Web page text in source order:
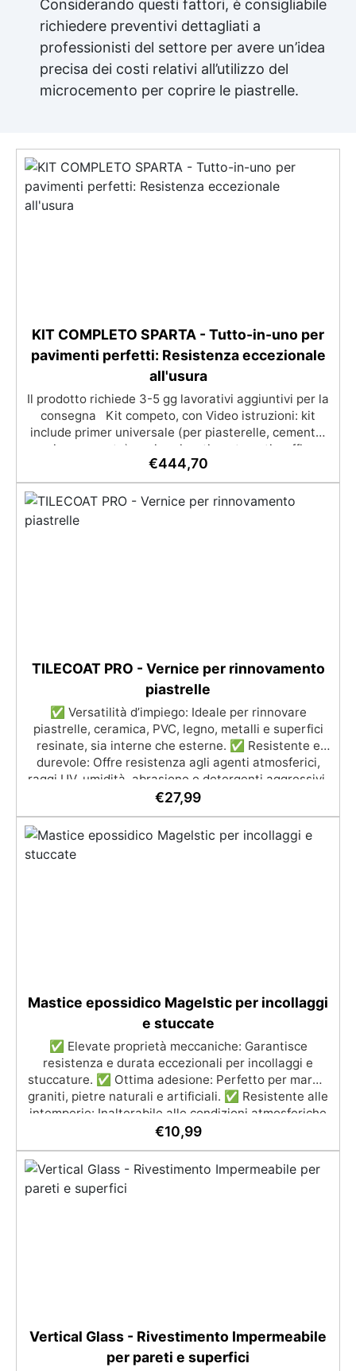
Considerando questi fattori, è consigliabile
richiedere preventivi dettagliati a
professionisti del settore per avere un’idea
precisa dei costi relativi all’utilizzo del
microcemento per coprire le piastrelle.
KIT COMPLETO SPARTA - Tutto-in-uno per
pavimenti perfetti: Resistenza eccezionale
all'usura
Il prodotto richiede 3-5 gg lavorativi aggiuntivi per la
consegna Kit competo, con Video istruzioni: kit
include primer universale (per piasterelle, cemento,
microcemento) resina rivestimento antigraffio,
pronto all'uso! Massima resistenza all'usura: il
sistema poliaspartico SPARTA offre una protezione
eccezionale contro graffi, agenti chimici e carichi
pesanti, ideale per ambienti ad alto traffico.​
La quantità di flakes dipende dal design scelto
(copertura parziale o totale). Il consumo consigliato
di 0,15–0,2 kg/m² si basa su una copertura parziale.
Per una copertura totale, è necessario raddoppiare
la quantità consigliata. Sparta Top: Consumo
consigliato: 0,2 kg/m². Si prega di rispettare questa
indicazione, poiché la quantità del prodotto è
calcolata in base a questo consumo. ​
€444,70
TILECOAT PRO - Vernice per rinnovamento
piastrelle
✅ Versatilità d’impiego: Ideale per rinnovare
piastrelle, ceramica, PVC, legno, metalli e superfici
resinate, sia interne che esterne. ✅ Resistente e
durevole: Offre resistenza agli agenti atmosferici,
raggi UV, umidità, abrasione e detergenti aggressivi.
✅ Finitura satinata ed estetica elegante: Disponibile
traspirante e resistente. ✅ Facile applicazione e
manutenzione: Monocomponente, si applica
facilmente e garantisce una pulizia semplice e
€27,99
Mastice epossidico Magelstic per incollaggi
e stuccate
✅ Elevate proprietà meccaniche: Garantisce
resistenza e durata eccezionali per incollaggi e
stuccature. ✅ Ottima adesione: Perfetto per marmi,
graniti, pietre naturali e artificiali. ✅ Resistente alle
intemperie: Inalterabile alle condizioni atmosferiche
e resistente agli UV. ✅ Applicazioni verticali: Ideale
✅ Facile da usare: Miscelazione semplice con
rapporto 100:50 per risultati ottimali.
€10,99
Vertical Glass - Rivestimento Impermeabile
per pareti e superfici